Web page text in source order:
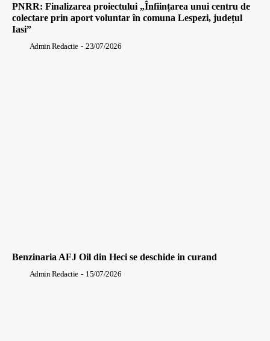
PNRR: Finalizarea proiectului „Înființarea unui centru de
colectare prin aport voluntar în comuna Lespezi, județul
Iasi”
Admin Redactie - 23/07/2026
Benzinaria AFJ Oil din Heci se deschide in curand
Admin Redactie - 15/07/2026